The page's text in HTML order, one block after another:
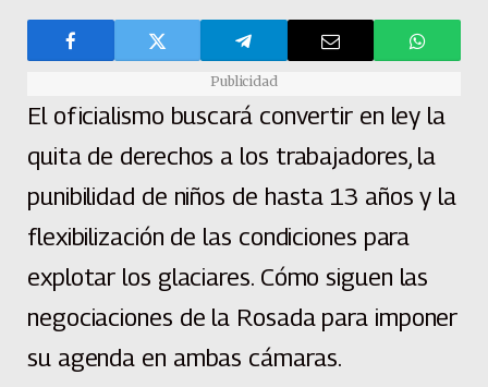
Publicidad
El oficialismo buscará convertir en ley la
quita de derechos a los trabajadores, la
punibilidad de niños de hasta 13 años y la
flexibilización de las condiciones para
explotar los glaciares. Cómo siguen las
negociaciones de la Rosada para imponer
su agenda en ambas cámaras.